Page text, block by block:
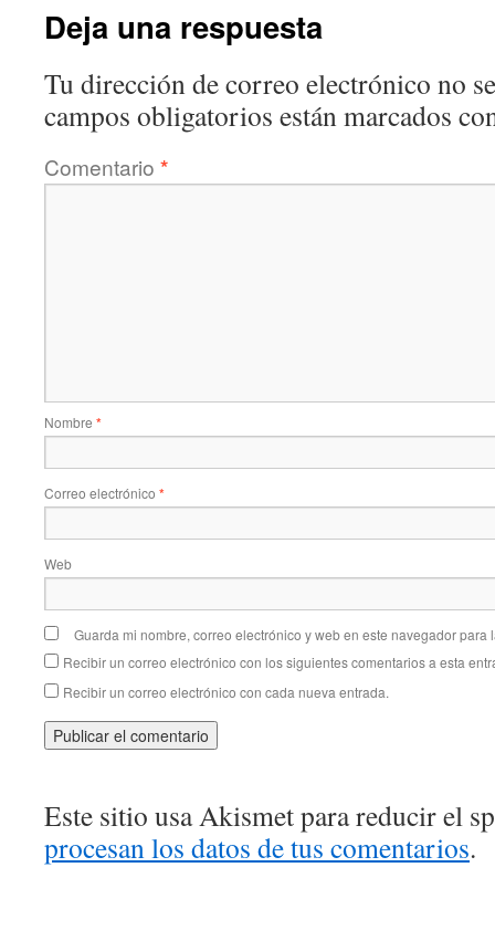
Deja una respuesta
Tu dirección de correo electrónico no
campos obligatorios están marcados
Comentario *
Nombre *
Correo electrónico *
Web
Guarda mi nombre, correo electrónico y web en este navegador para
Recibir un correo electrónico con los siguientes comentarios a esta
Recibir un correo electrónico con cada nueva entrada.
Este sitio usa Akismet para reducir el
procesan los datos de tus comentarios.